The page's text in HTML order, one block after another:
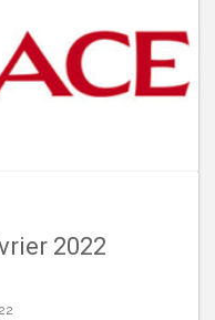
2022